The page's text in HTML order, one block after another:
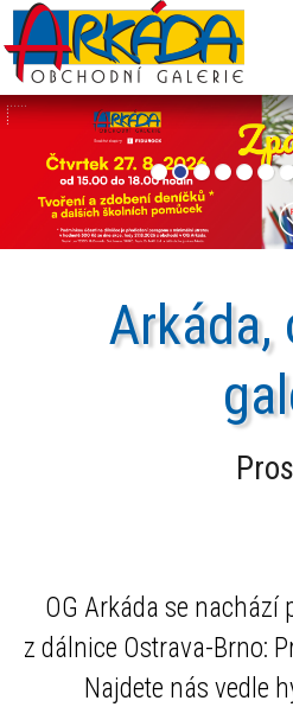
Arkáda,
OG Arkáda se
z dálnice Ostrava-Brno:
Najdete nás vedle